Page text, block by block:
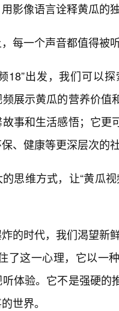
影像语言诠释黄瓜的
每一个声音都值得被
18”出发，我们可以
展示黄瓜的营养价
事和生活感悟；它
、健康等更深层次的
思维方式，让“黄瓜
的时代，我们渴望新
了这一心理，它以一
体验。它不是强硬
世界。